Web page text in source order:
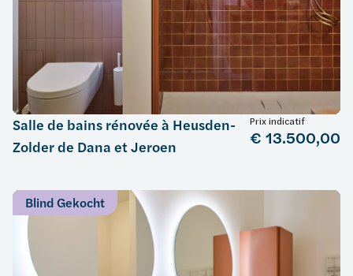
Salle de bains rénovée à Heusden-
Zolder de Dana et Jeroen
Prix indicatif
€ 13.500,00
Blind Gekocht